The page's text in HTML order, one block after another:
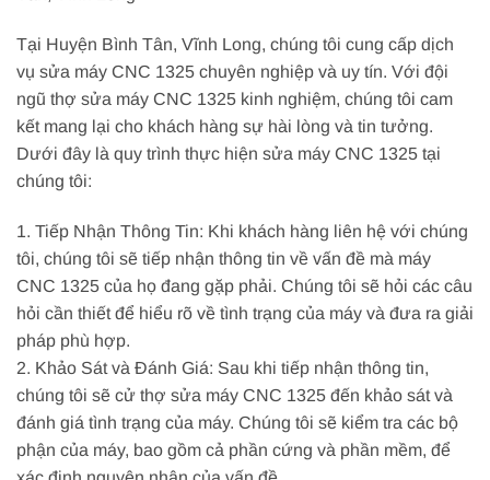
Tại Huyện Bình Tân, Vĩnh Long, chúng tôi cung cấp dịch
vụ sửa máy CNC 1325 chuyên nghiệp và uy tín. Với đội
ngũ thợ sửa máy CNC 1325 kinh nghiệm, chúng tôi cam
kết mang lại cho khách hàng sự hài lòng và tin tưởng.
Dưới đây là quy trình thực hiện sửa máy CNC 1325 tại
chúng tôi:
1. Tiếp Nhận Thông Tin: Khi khách hàng liên hệ với chúng
tôi, chúng tôi sẽ tiếp nhận thông tin về vấn đề mà máy
CNC 1325 của họ đang gặp phải. Chúng tôi sẽ hỏi các câu
hỏi cần thiết để hiểu rõ về tình trạng của máy và đưa ra giải
pháp phù hợp.
2. Khảo Sát và Đánh Giá: Sau khi tiếp nhận thông tin,
chúng tôi sẽ cử thợ sửa máy CNC 1325 đến khảo sát và
đánh giá tình trạng của máy. Chúng tôi sẽ kiểm tra các bộ
phận của máy, bao gồm cả phần cứng và phần mềm, để